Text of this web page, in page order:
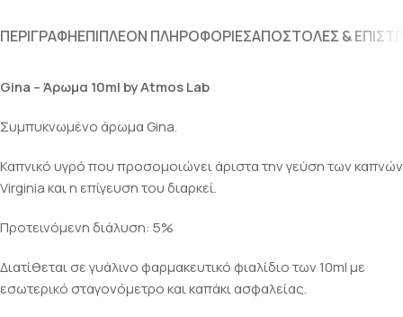
ΠΕΡΙΓΡΑΦΉΕΠΙΠΛΈΟΝ ΠΛΗΡΟΦΟΡΊΕΣΑΠΟΣΤΟΛΈΣ &
Gina – Άρωμα 10ml by Atmos Lab
Συμπυκνωμένο άρωμα Gina.
Καπνικό υγρό που προσομοιώνει άριστα την γεύση των καπνών
Virginia και η επίγευση του διαρκεί.
Προτεινόμενη διάλυση: 5%
Διατίθεται σε γυάλινο φαρμακευτικό φιαλίδιο των 10ml με
εσωτερικό σταγονόμετρο και καπάκι ασφαλείας.